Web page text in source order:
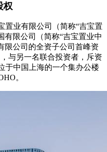
权
业有限公司（简称“吉宝置
有限公司（简称“吉宝置业中
限公司的全资子公司首峰资
与另一名联合投资者，斥资
于中国上海的一个集办公楼
。